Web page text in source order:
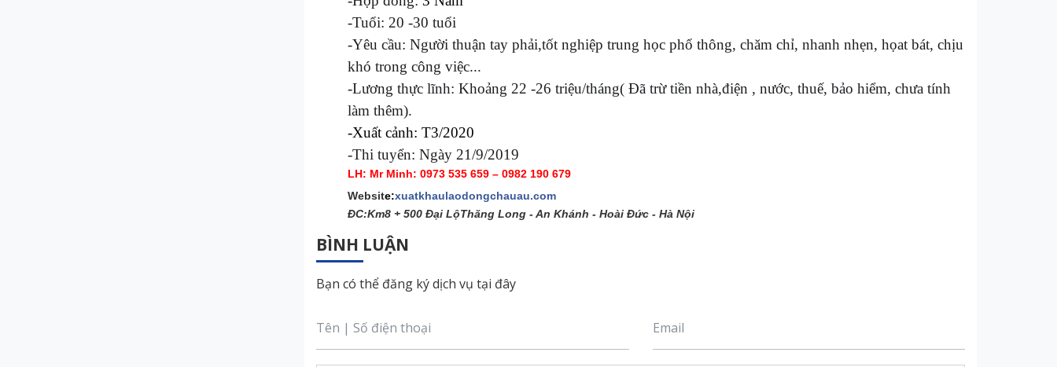
-Tuổi: 20 -30 tuổi
-Yêu cầu: Người thuận tay phải,tốt nghiệp trung học phổ thông, chăm chỉ, nhanh nhẹn, họat bát, chịu
khó trong công việc...
-Lương thực lĩnh: Khoảng 22 -26 triệu/tháng( Đã trừ tiền nhà,điện , nước, thuế, bảo hiểm, chưa tính
làm thêm).
-Xuất cảnh: T3/2020
-Thi tuyển: Ngày 21/9/2019
LH: Mr Minh: 0973 535 659 – 0982 190 679
Website:xuatkhaulaodongchauau.com
ĐC:Km8 + 500 Đại LộThăng Long - An Khánh - Hoài Đức - Hà Nội
BÌNH LUẬN
Bạn có thể đăng ký dịch vụ tại đây